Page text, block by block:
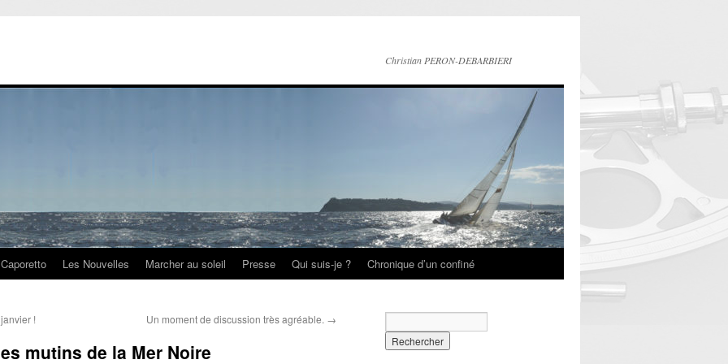
Christian PERON-DEBARBIERI
Les Nouvelles Marcher au soleil Presse Qui suis-je ? Chronique d’un confiné
! Un moment de discussion très agréable. →
mutins de la Mer Noire